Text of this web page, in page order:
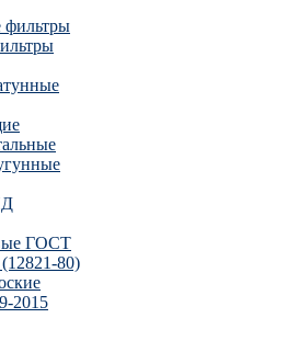
ГОСТ
80)
2015